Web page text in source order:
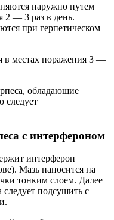
наружно путем
2 — 3 раз в день.
при герпетическом
в местах поражения 3 —
обладающие
следует
с интерфероном
интерферон
Мазь наносится на
тонким слоем. Далее
подсушить с